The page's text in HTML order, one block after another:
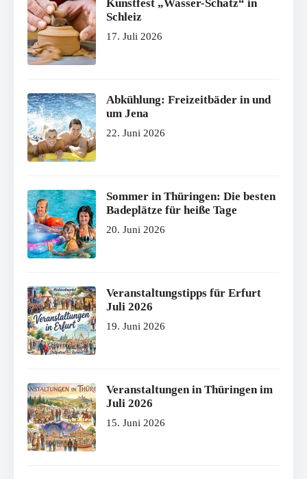
Kunstfest „Wasser-Schatz“ in
Schleiz
17. Juli 2026
Abkühlung: Freizeitbäder in und
um Jena
22. Juni 2026
Sommer in Thüringen: Die besten
Badeplätze für heiße Tage
20. Juni 2026
Veranstaltungstipps für Erfurt
Juli 2026
19. Juni 2026
Veranstaltungen in Thüringen im
Juli 2026
15. Juni 2026